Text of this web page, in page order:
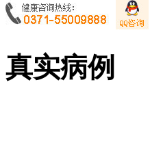
真实病例